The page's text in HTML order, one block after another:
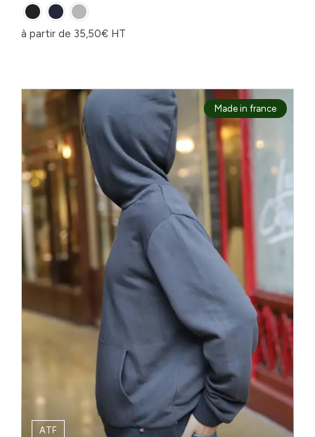
à partir de 35,50€ HT
Made in france
ATF